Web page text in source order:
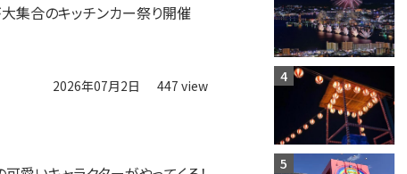
集合のキッチンカー祭り開催
2026年07月2日 447 view